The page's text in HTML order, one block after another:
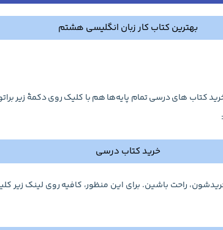
بهترین کتاب کار زبان انگلیسی هشتم
کتاب های درسی تمام پایه‌ها هم با کلیک روی دکمۀ زیر
خرید کتاب درسی
راحت باشین. برای این منظور، کافیه روی لینک زیر